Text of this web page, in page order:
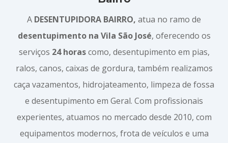
A DESENTUPIDORA BAIRRO, atua no ramo de
desentupimento na Vila São José, oferecendo os
serviços 24 horascomo, desentupimento em pias,
ralos, canos, caixas de gordura, também realizamos
caça vazamentos, hidrojateamento, limpeza de fossa
e desentupimento em Geral. Com profissionais
experientes, atuamos no mercado desde 2010, com
equipamentos modernos, frota de veículos e uma